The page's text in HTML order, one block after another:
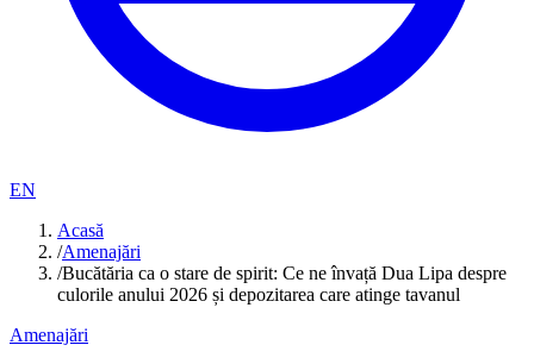
EN
Acasă
/Amenajări
/Bucătăria ca o stare de spirit: Ce ne învață Dua Lipa despre
culorile anului 2026 și depozitarea care atinge tavanul
Amenajări